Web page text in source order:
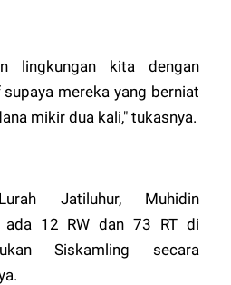
lingkungan kita dengan
mereka yang berniat
mikir dua kali," tukasnya.
Jatiluhur, Muhidin
ada 12 RW dan 73 RT di
Siskamling secara